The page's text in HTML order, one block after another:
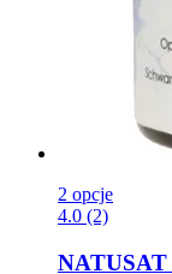
2 opcje
4.0 (2)
NATUSAT